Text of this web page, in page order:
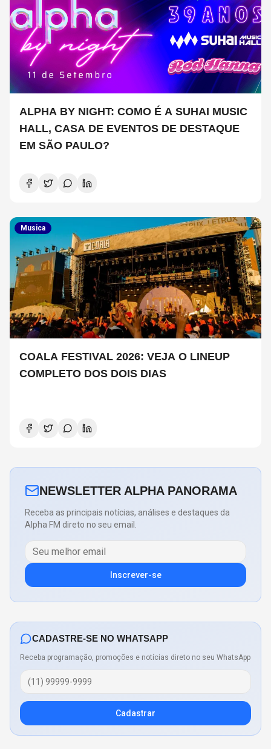
ALPHA BY NIGHT: COMO É A SUHAI MUSIC
HALL, CASA DE EVENTOS DE DESTAQUE
EM SÃO PAULO?
Musica
COALA FESTIVAL 2026: VEJA O LINEUP
COMPLETO DOS DOIS DIAS
NEWSLETTER ALPHA PANORAMA
Receba as principais notícias, análises e destaques da
Alpha FM direto no seu email.
Inscrever-se
CADASTRE-SE NO WHATSAPP
Receba programação, promoções e notícias direto no seu WhatsApp
Cadastrar